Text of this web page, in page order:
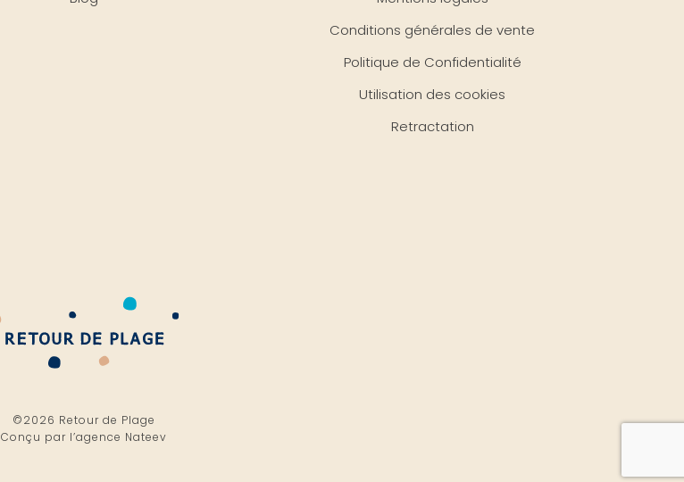
Conditions générales de vente
Politique de Confidentialité
Utilisation des cookies
Retractation
©2026 Retour de Plage
Conçu par l’agence Nateev